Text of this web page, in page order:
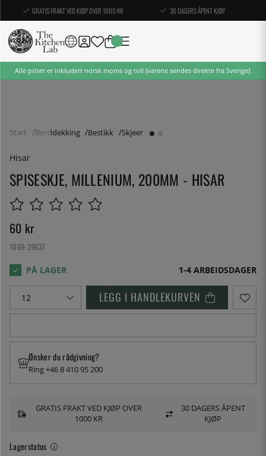
GRATIS FRAKT VED KJØP OVER 1000 KR 30 DAGERS ÅPENT KJØP
Alle priser er inkludert norsk moms og toll (varene sendes direkte fra Sverige).
Start Borddekking Bestikk Skjeer
Hisar
SPISESKJE, MILLENIUM, 200MM - HISAR
60 kr
1069-29637
1-4 ARBEIDSDAGER
LEGG I HANDLEKURVEN
Lagerstatus
Ønsker du rådgivning?
Ring +46 8 410 95 200
GRATIS FRAKT VED KJØP OVER
1000 KR
30 DAGERS ÅPENT
KJØP